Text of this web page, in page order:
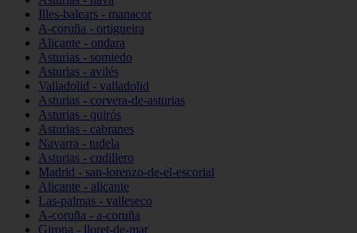
Illes-balears - manacor
A-coruña - ortigueira
Alicante - ondara
Asturias - somiedo
Asturias - avilés
Valladolid - valladolid
Asturias - corvera-de-asturias
Asturias - quirós
Asturias - cabranes
Navarra - tudela
Asturias - cudillero
Madrid - san-lorenzo-de-el-escorial
Alicante - alicante
Las-palmas - valleseco
A-coruña - a-coruña
Girona - lloret-de-mar